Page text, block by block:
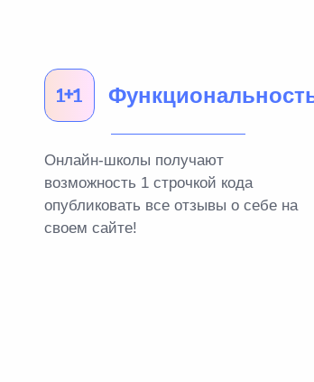
Онлайн-школы получают
возможность 1 строчкой кода
опубликовать все отзывы о себе на
своем сайте!